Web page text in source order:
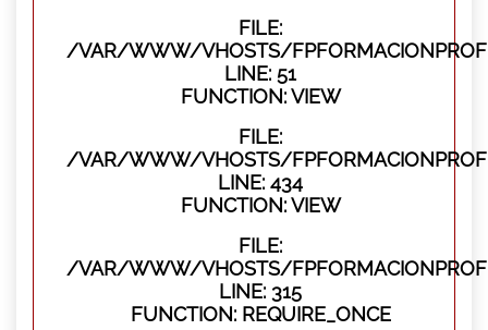
FILE:
/VAR/WWW/VHOSTS/
LINE: 51
FUNCTION: VIEW
FILE:
/VAR/WWW/VHOSTS/
LINE: 434
FUNCTION: VIEW
FILE:
/VAR/WWW/VHOSTS/
LINE: 315
FUNCTION: REQUIRE_ONCE